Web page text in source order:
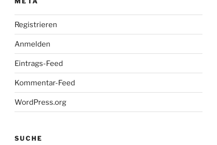
Registrieren
Anmelden
Eintrags-Feed
Kommentar-Feed
WordPress.org
SUCHE